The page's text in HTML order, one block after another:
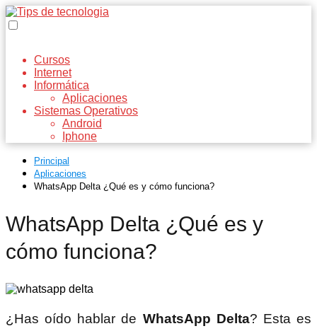
Cursos
Internet
Informática
Aplicaciones
Sistemas Operativos
Android
Iphone
Principal
Aplicaciones
WhatsApp Delta ¿Qué es y cómo funciona?
WhatsApp Delta ¿Qué es y
cómo funciona?
¿Has oído hablar de WhatsApp Delta? Esta es